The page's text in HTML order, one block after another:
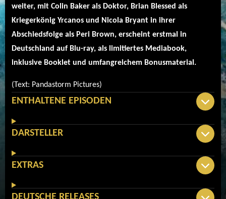
weiter, mit Colin Baker als Doktor, Brian Blessed als
Kriegerkönig Yrcanos und Nicola Bryant in ihrer
Abschiedsfolge als Peri Brown, erscheint erstmal in
Deutschland auf Blu-ray, als limitiertes Mediabook,
inklusive Booklet und umfangreichem Bonusmaterial.
(Text: Pandastorm Pictures)
ENTHALTENE EPISODEN
DARSTELLER
EXTRAS